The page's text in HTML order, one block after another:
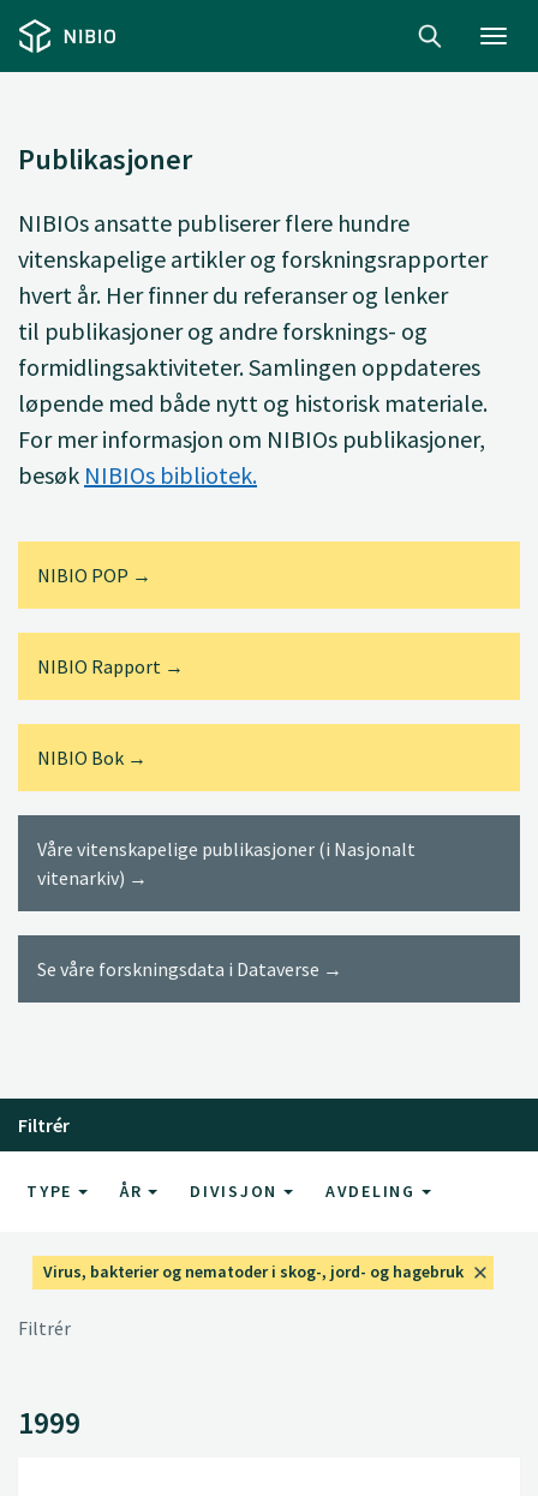
Publikasjoner
NIBIOs ansatte publisererflere hundre
vitenskapelige artikler og forskningsrapporter
hvert år. Her finner du referanser og lenker
til publikasjoner og andre forsknings- og
formidlingsaktiviteter. Samlingen oppdateres
løpende med både nytt og historisk materiale.
For mer informasjon om NIBIOs publikasjoner,
besøk NIBIOs bibliotek.
NIBIO POP →
NIBIO Rapport →
NIBIO Bok →
Våre vitenskapelige publikasjoner (i Nasjonalt
vitenarkiv) →
Se våre forskningsdata i Dataverse →
Filtrér
TYPE ÅR DIVISJON AVDELING
Virus, bakterier og nematoder i skog-, jord- og hagebruk
Filtrér
1999